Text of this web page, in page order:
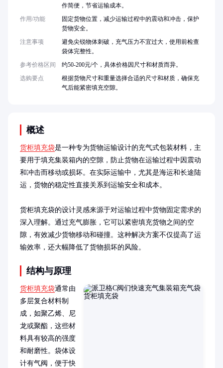
概述
货柜填充袋是一种专为货物运输设计的充气式包装材料，主
要用于填充集装箱内的空隙，防止货物在运输过程中因震动
和冲击而移动或损坏。在实际运输中，尤其是海运和长途陆
运，货物的稳定性直接关系到运输安全和成本。
货柜填充袋的设计灵感来源于对运输过程中货物固定需求的
深入理解。通过充气膨胀，它可以紧密填充货物之间的空
隙，有效减少货物移动和碰撞。这种解决方案不仅提高了运
输效率，还大幅降低了货物损坏的风险。
结构与原理
货柜填充袋通常由
多层复合材料制
成，如聚乙烯、尼
龙或聚酯，这些材
料具有较高的强度
和耐磨性。袋体设
计有气阀，便于快
作简便，节省运输成本。
作用/功能
固定货物位置，减少运输过程中的震动和冲击，保护
货物安全。
注意事项
避免尖锐物体刺破，充气压力不宜过大，使用前检查
袋体完整性。
参考价格区间
约50-200元/个，具体价格因尺寸和材质而异。
选购要点
根据货物尺寸和重量选择合适的尺寸和材质，确保充
气后能紧密填充空隙。